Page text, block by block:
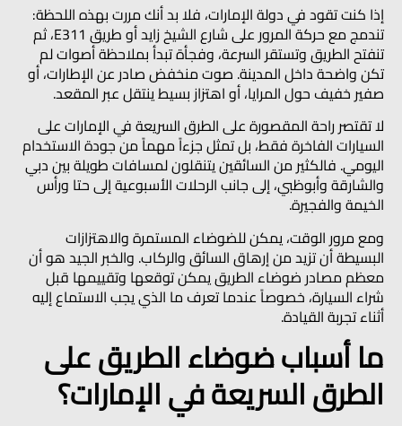
إذا كنت تقود في دولة الإمارات، فلا بد أنك مررت بهذه اللحظة:
تندمج مع حركة المرور على شارع الشيخ زايد أو طريق E311، ثم
تنفتح الطريق وتستقر السرعة، وفجأة تبدأ بملاحظة أصوات لم
تكن واضحة داخل المدينة. صوت منخفض صادر عن الإطارات، أو
صفير خفيف حول المرايا، أو اهتزاز بسيط ينتقل عبر المقعد.
لا تقتصر راحة المقصورة على الطرق السريعة في الإمارات على
السيارات الفاخرة فقط، بل تمثل جزءاً مهماً من جودة الاستخدام
اليومي. فالكثير من السائقين يتنقلون لمسافات طويلة بين دبي
والشارقة وأبوظبي، إلى جانب الرحلات الأسبوعية إلى حتا ورأس
الخيمة والفجيرة.
ومع مرور الوقت، يمكن للضوضاء المستمرة والاهتزازات
البسيطة أن تزيد من إرهاق السائق والركاب. والخبر الجيد هو أن
معظم مصادر ضوضاء الطريق يمكن توقعها وتقييمها قبل
شراء السيارة، خصوصاً عندما تعرف ما الذي يجب الاستماع إليه
أثناء تجربة القيادة.
ما أسباب ضوضاء الطريق على
الطرق السريعة في الإمارات؟